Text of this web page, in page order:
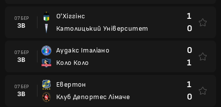
07 БЕР
ЗВ
О'Хіггінс
Католицький Університет
1
0
07 БЕР
ЗВ
Аудакс Італіано
Коло Коло
0
1
07 БЕР
ЗВ
Евертон
Клуб Депортес Лімаче
1
0